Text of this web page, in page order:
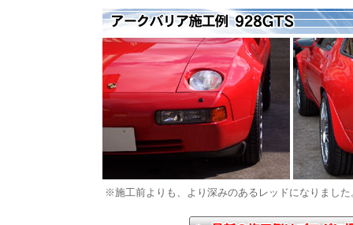
※施工前よりも、より深みのあるレッドになりまし